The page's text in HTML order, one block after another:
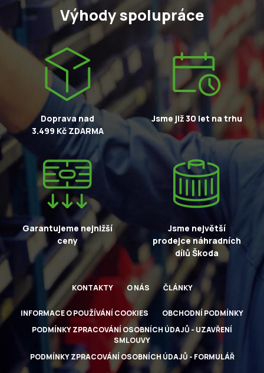
Výhody spolupráce
Doprava nad
3.499 Kč ZDARMA
Jsme již 30 let na trhu
Garantujeme nejnižší
ceny
Jsme největší
prodejce náhradních
dílů Škoda
KONTAKTY O NÁS ČLÁNKY
INFORMACE O POUŽÍVÁNÍ COOKIES
OBCHODNÍ PODMÍNKY
PODMÍNKY ZPRACOVÁNÍ OSOBNÍCH ÚDAJŮ - UZAVŘENÍ
SMLOUVY
PODMÍNKY ZPRACOVÁNÍ OSOBNÍCH ÚDAJŮ - FORMULÁŘ